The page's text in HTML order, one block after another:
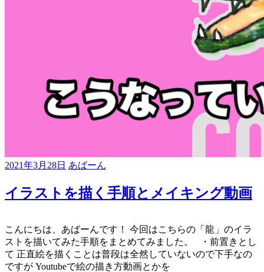
2021年3月28日 あばーん
イラストを描く手順とメイキング動画
こんにちは、あばーんです！ 今回はこちらの「龍」のイラ
ストを描いてみた手順をまとめてみました。 ・前置きとし
て 正直絵を描くことは普段は全然していないので下手なの
ですが Youtubeで絵の描き方動画とかを